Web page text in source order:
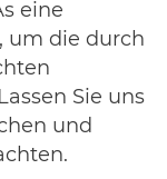
eine
um die durch
Sie uns
und